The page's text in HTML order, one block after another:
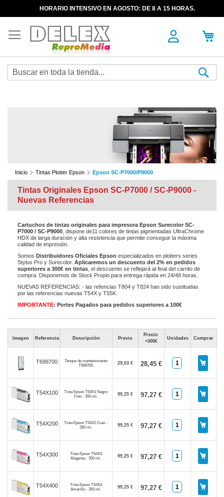
HORARIO INTENSIVO EN AGOSTO: DE 8 A 15 HORAS.
Inicio Tintas Plotter Epson Epson SC-P7000/P9000
Tintas Originales Epson SC-P7000 / SC-P9000 -
Nuevas Referencias
Cartuchos de tintas originales para impresora Epson Surecolor SC-
P7000 / SC-P9000 , dispone de11 colores de tintas pigmentadas UltraChrome
HDX de larga duración y alta resistencia que permite conseguir la máxima
calidad de impresión.
Somos Distribuidores Oficiales Epson especializados en plotters series
Stylus Pro y Surecolor. Aplicaremos un descuento del 2% en pedidos
superiores a 300€ en tintas , el descuento se reflejará al final del carrito de
compra. Disponemos de Stock Propio para entrega rápida en 24/48 horas.
NUEVAS REFERENCIAS: - las refencias T804 y T824 han sido sustituidas
por las referencias nuevas T54X y T55K.
IMPORTANTE: Portes Pagados para pedidos superiores a 100€
Imagen Referencia Descripción Precio
Precio
+300€
Unidades Comprar
T699700
Tanque de mantenimiento
T699700
29,03 € 28,45 €
T54X100
Tinta Epson T54X1 Negro
Foto - 350 ml.
99,25 € 97,27 €
T54X200
Tinta Epson T54X2 Cian -
350 ml.
99,25 € 97,27 €
T54X300
Tinta Epson T54X3
Magenta - 350 ml.
99,25 € 97,27 €
T54X400
Tinta Epson T54X4
Amarillo - 350 ml.
99,25 € 97,27 €